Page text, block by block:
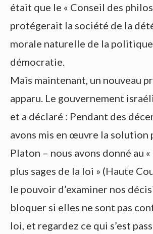
était que le « Conseil des
protégerait la société de la
morale naturelle de la
démocratie.
Mais maintenant, un nouveau
apparu. Le gouvernement
et a déclaré : Pendant des
avons mis en œuvre la solution
Platon – nous avons donné au
plus sages de la loi » (Haute
le pouvoir d’examiner nos
bloquer si elles ne sont pas
loi, et regardez ce qui s’est